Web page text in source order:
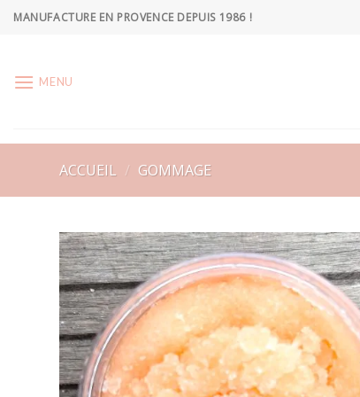
SkipMANUFACTURE EN PROVENCE DEPUIS 1986 !
MENU
ACCUEIL / GOMMAGE